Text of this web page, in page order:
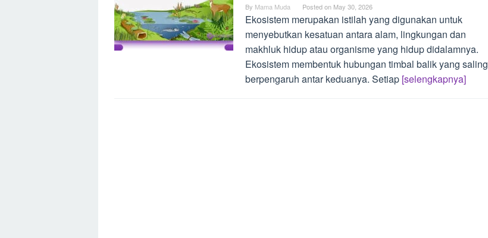
By Mama Muda Posted on May 30, 2026
Ekosistem merupakan istilah yang digunakan untuk
menyebutkan kesatuan antara alam, lingkungan dan
makhluk hidup atau organisme yang hidup didalamnya.
Ekosistem membentuk hubungan timbal balik yang saling
berpengaruh antar keduanya. Setiap [selengkapnya]